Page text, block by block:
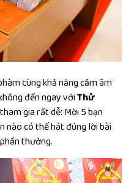
cùng khả năng cảm âm
đến ngay vớiThử
gia rất dễ: Mời 5 bạn
nào có thể hát đúng lời bài
thưởng.